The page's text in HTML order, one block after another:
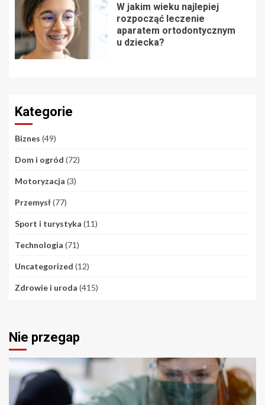
W jakim wieku najlepiej
rozpocząć leczenie
aparatem ortodontycznym
u dziecka?
Kategorie
Biznes (49)
Dom i ogród (72)
Motoryzacja (3)
Przemysł(77)
Sport i turystyka (11)
Technologia (71)
Uncategorized (12)
Zdrowie i uroda (415)
Nie przegap